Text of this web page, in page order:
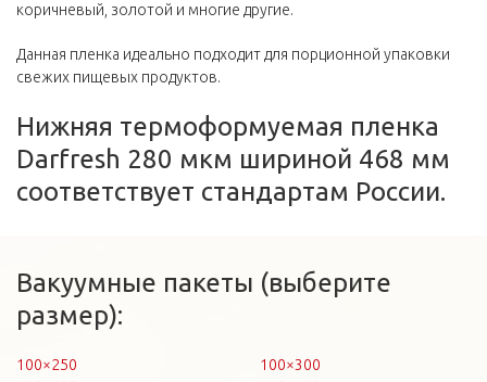
коричневый, золотой и многие другие.
Данная пленка идеально подходит для порционной упаковки
свежих пищевых продуктов.
Нижняя термоформуемая пленка
Darfresh 280 мкм шириной 468 мм
соответствует стандартам России.
Вакуумные пакеты (выберите
размер):
100×250
100×300